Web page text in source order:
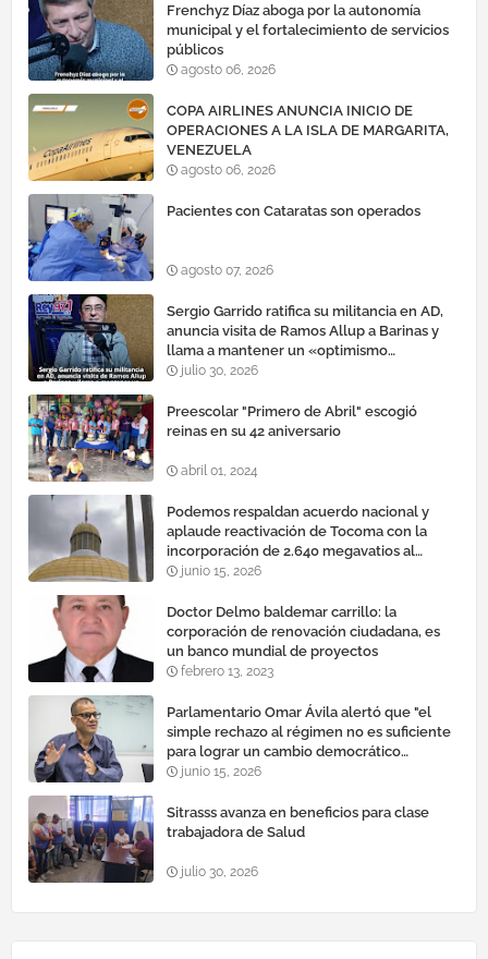
Frenchyz Díaz aboga por la autonomía
municipal y el fortalecimiento de servicios
públicos
agosto 06, 2026
COPA AIRLINES ANUNCIA INICIO DE
OPERACIONES A LA ISLA DE MARGARITA,
VENEZUELA
agosto 06, 2026
Pacientes con Cataratas son operados
agosto 07, 2026
Sergio Garrido ratifica su militancia en AD,
anuncia visita de Ramos Allup a Barinas y
llama a mantener un «optimismo
cauteloso»
julio 30, 2026
Preescolar "Primero de Abril" escogió
reinas en su 42 aniversario
abril 01, 2024
Podemos respaldan acuerdo nacional y
aplaude reactivación de Tocoma con la
incorporación de 2.640 megavatios al
sistema eléctrico nacional
junio 15, 2026
Doctor Delmo baldemar carrillo: la
corporación de renovación ciudadana, es
un banco mundial de proyectos
febrero 13, 2023
Parlamentario Omar Ávila alertó que "el
simple rechazo al régimen no es suficiente
para lograr un cambio democrático
efectivo"
junio 15, 2026
Sitrasss avanza en beneficios para clase
trabajadora de Salud
julio 30, 2026